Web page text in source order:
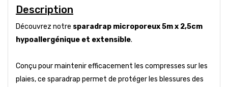
Description
Découvrez notre sparadrap microporeux 5m x 2,5cm
hypoallergénique et extensible.
Conçu pour maintenir efficacement les compresses sur les
plaies, ce sparadrap permet de protéger les blessures des